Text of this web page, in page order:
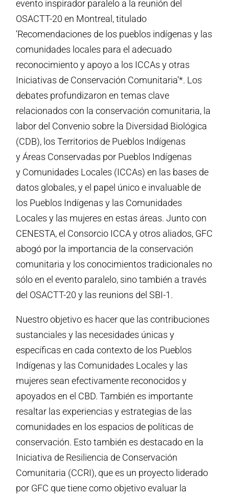
evento inspirador paralelo a la reunión del
OSACTT-20 en Montreal, titulado
‘Recomendaciones de los pueblos indígenas y las
comunidades locales para el adecuado
reconocimiento y apoyo a los ICCAs y otras
Iniciativas de Conservación Comunitaria’*. Los
debates profundizaron en temas clave
relacionados con la conservación comunitaria, la
labor del Convenio sobre la Diversidad Biológica
(CDB), los Territorios de Pueblos Indígenas
y Áreas Conservadas por Pueblos Indígenas
y Comunidades Locales (ICCAs) en las bases de
datos globales, y el papel único e invaluable de
los Pueblos Indígenas y las Comunidades
Locales y las mujeres en estas áreas. Junto con
CENESTA, el Consorcio ICCA y otros aliados, GFC
abogó por la importancia de la conservación
comunitaria y los conocimientos tradicionales no
sólo en el evento paralelo, sino también a través
del OSACTT-20 y las reunions del SBI-1.
Nuestro objetivo es hacer que las contribuciones
sustanciales y las necesidades únicas y
específicas en cada contexto de los Pueblos
Indígenas y las Comunidades Locales y las
mujeres sean efectivamente reconocidos y
apoyados en el CBD. También es importante
resaltar las experiencias y estrategias de las
comunidades en los espacios de políticas de
conservación. Esto también es destacado en la
Iniciativa de Resiliencia de Conservación
Comunitaria (CCRI), que es un proyecto liderado
por GFC que tiene como objetivo evaluar la